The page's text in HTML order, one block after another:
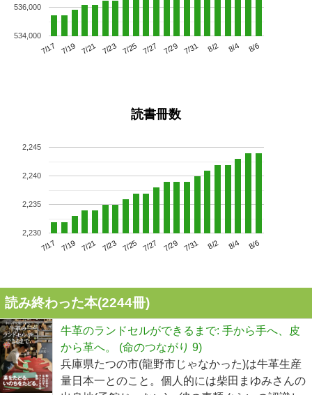
7/17 7/19 7/21 7/23 7/25 7/27 7/29 7/31 8/2 8/4 8/6
534,000
536,000
読書冊数
7/17 7/19 7/21 7/23 7/25 7/27 7/29 7/31 8/2 8/4 8/6
2,230
2,235
2,240
2,245
読み終わった本(2244冊)
牛革のランドセルができるまで: 手から手へ、皮
から革へ。 (命のつながり 9)
兵庫県たつの市(龍野市じゃなかった)は牛革生産
量日本一とのこと。個人的には柴田まゆみさんの